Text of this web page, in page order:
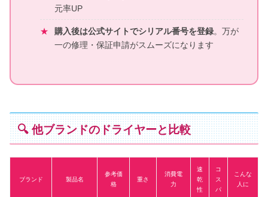
元率UP
購入後は公式サイトでシリアル番号を登録。万が
一の修理・保証申請がスムーズになります
🔍 他ブランドのドライヤーと比較
ブランド 製品名
参考価
格
重さ
消費電
力
速
乾
性
コ
ス
パ
こんな
人に